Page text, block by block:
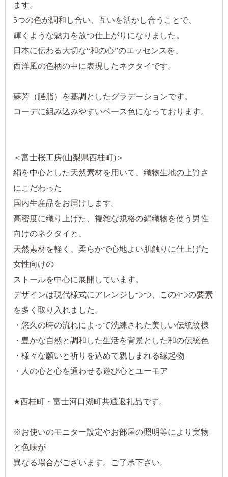
ます。
5つの色が調和し合い、互いを活かし合うことで、
輝くような魅力を放つ仕上がりになりました。
日本に伝わる大切な“和の心”のエッセンスを、
西洋風の色柄の中に表現したネクタイです。
蘇芳（臙脂）を基調としたグラデーションです。
コーデに組み込みやすいベース色になっております。
＜富士桜工房(山梨県西桂町)＞
絹を中心とした天然素材を用いて、織物生地の上質さ
にこだわった
国内生産品をお届けします。
高密度に織り上げた、複雑な規格の絹織物を使う男性
向けのネクタイと、
天然素材を軽く、柔らかで心地よい肌触りに仕上げた
女性向けの
ストールを中心に展開しています。
デザインは現代様式にアレンジしつつ、この4つの要素
を多く取り入れました。
・悠久の時の流れによって洗練された美しい伝統紋様
・豊かな自然と調和した生活を背景とした和の伝統色
・様々な願いと祈りを込めて親しまれる縁起物
・人の心と心を通わせる遊び心とユーモア
★西桂町・富士河口湖町共通返礼品です。
※お使いのモニター設定やお部屋の照明等により実物
と色味が
異なる場合がございます。ご了承下さい。